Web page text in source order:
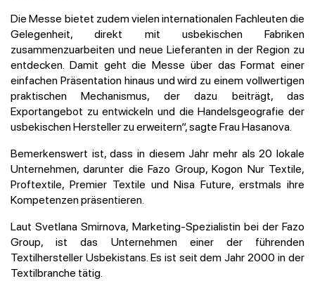
Die Messe bietet zudem vielen internationalen Fachleuten die
Gelegenheit, direkt mit usbekischen Fabriken
zusammenzuarbeiten und neue Lieferanten in der Region zu
entdecken. Damit geht die Messe über das Format einer
einfachen Präsentation hinaus und wird zu einem vollwertigen
praktischen Mechanismus, der dazu beiträgt, das
Exportangebot zu entwickeln und die Handelsgeografie der
usbekischen Hersteller zu erweitern“, sagte Frau Hasanova.
Bemerkenswert ist, dass in diesem Jahr mehr als 20 lokale
Unternehmen, darunter die Fazo Group, Kogon Nur Textile,
Proftextile, Premier Textile und Nisa Future, erstmals ihre
Kompetenzen präsentieren.
Laut Svetlana Smirnova, Marketing-Spezialistin bei der Fazo
Group, ist das Unternehmen einer der führenden
Textilhersteller Usbekistans. Es ist seit dem Jahr 2000 in der
Textilbranche tätig.